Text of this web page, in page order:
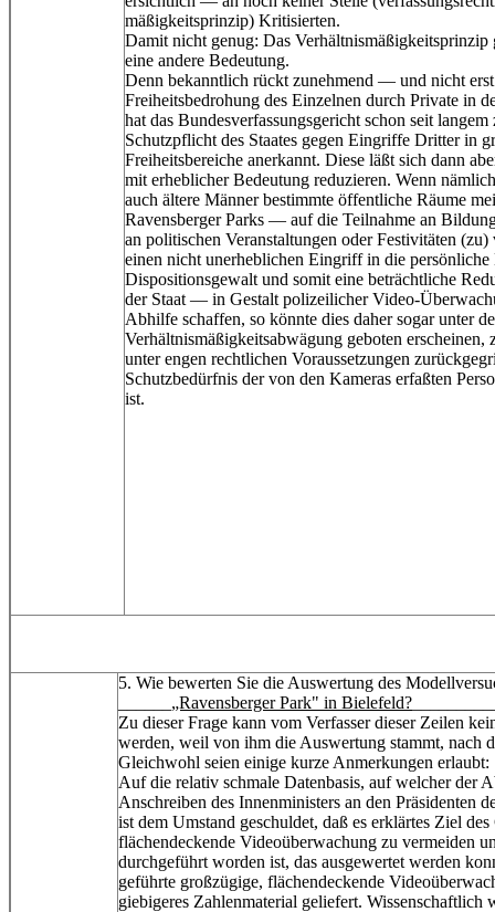
mäßigkeitsprinzip) Kritisierten.
Damit nicht genug: Das
eine andere Bedeutung.
Denn bekanntlich rückt zunehmend — und nicht
Freiheitsbedrohung des Einzelnen durch Private in
hat das Bundesverfassungsgericht schon seit
Schutzpflicht des Staates gegen Eingriffe Dritter in
Freiheitsbereiche anerkannt. Diese läßt sich dann
mit erheblicher Bedeutung reduzieren. Wenn
auch ältere Männer bestimmte öffentliche Räume
Ravensberger Parks — auf die Teilnahme an
an politischen Veranstaltungen oder Festivitäten
einen nicht unerheblichen Eingriff in die persönliche
Dispositionsgewalt und somit eine beträchtliche
der Staat — in Gestalt polizeilicher Video-
Abhilfe schaffen, so könnte dies daher sogar unter
Verhältnismäßigkeitsabwägung geboten erscheinen,
unter engen rechtlichen Voraussetzungen
Schutzbedürfnis der von den Kameras erfaßten
ist.
5. Wie bewerten Sie die Auswertung des
„Ravensberger Park" in Bielefeld?
Zu dieser Frage kann vom Verfasser dieser Zeilen
werden, weil von ihm die Auswertung stammt, nach
Gleichwohl seien einige kurze Anmerkungen erlaubt:
Auf die relativ schmale Datenbasis, auf welcher der
Anschreiben des Innenministers an den Präsidenten
ist dem Umstand geschuldet, daß es erklärtes Ziel
flächendeckende Videoüberwachung zu vermeiden
durchgeführt worden ist, das ausgewertet werden
geführte großzügige, flächendeckende
giebigeres Zahlenmaterial geliefert. Wissenschaftlich